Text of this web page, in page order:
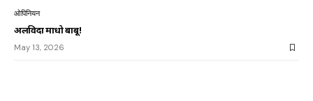
ओपिनियन
अलविदा माधो बाबू!
May 13, 2026